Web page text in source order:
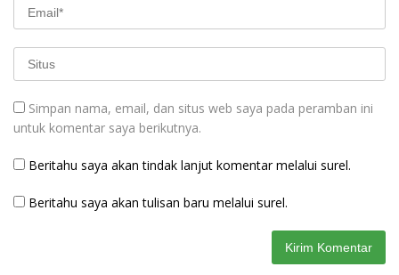
Simpan nama, email, dan situs web saya pada peramban ini
untuk komentar saya berikutnya.
Beritahu saya akan tindak lanjut komentar melalui surel.
Beritahu saya akan tulisan baru melalui surel.